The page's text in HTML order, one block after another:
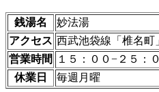
銭湯名
妙法湯
アクセス 西武池袋線「椎名町
営業時間
１５：００−２５：
休業日
毎週月曜